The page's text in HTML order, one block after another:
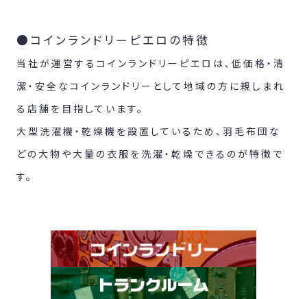
●コインランドリーピエロの特徴
当社が運営するコインランドリーピエロは、低価格・清
潔・安全なコインランドリーとして地域の方に親しまれ
る店舗を目指しています。
大型洗濯機・乾燥機を設置しているため、羽毛布団な
どの大物や大量の衣服を洗濯・乾燥できるのが特徴で
す。